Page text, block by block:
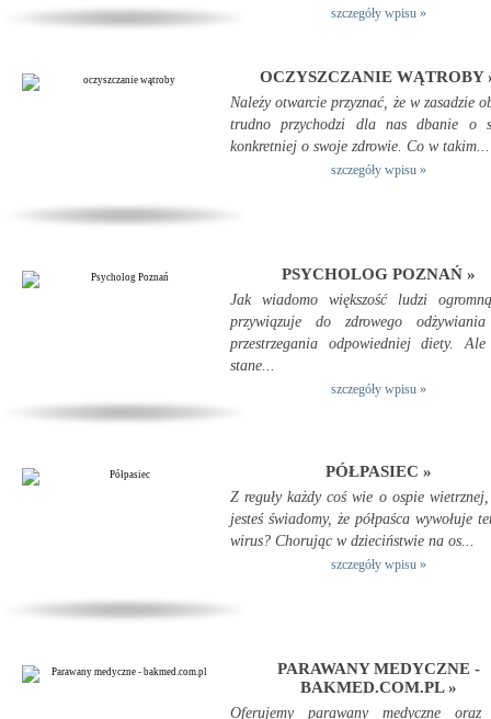
szczegóły wpisu »
OCZYSZCZANIE WĄTROBY
Należy otwarcie przyznać, że w zasadzie
trudno przychodzi dla nas dbanie o
konkretniej o swoje zdrowie. Co w takim...
szczegóły wpisu »
PSYCHOLOG POZNAŃ »
Jak wiadomo większość ludzi
przywiązuje do zdrowego
przestrzegania odpowiedniej diety.
stane...
szczegóły wpisu »
PÓŁPASIEC »
Z reguły każdy coś wie o ospie
jesteś świadomy, że półpaśca wywołuje
wirus? Chorując w dzieciństwie na os...
szczegóły wpisu »
PARAWANY MEDYCZNE -
BAKMED.COM.PL »
Oferujemy parawany medyczne oraz